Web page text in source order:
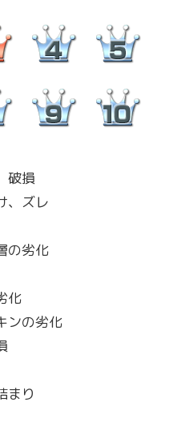
破損
、ズレ
の劣化
化
ンの劣化
まり